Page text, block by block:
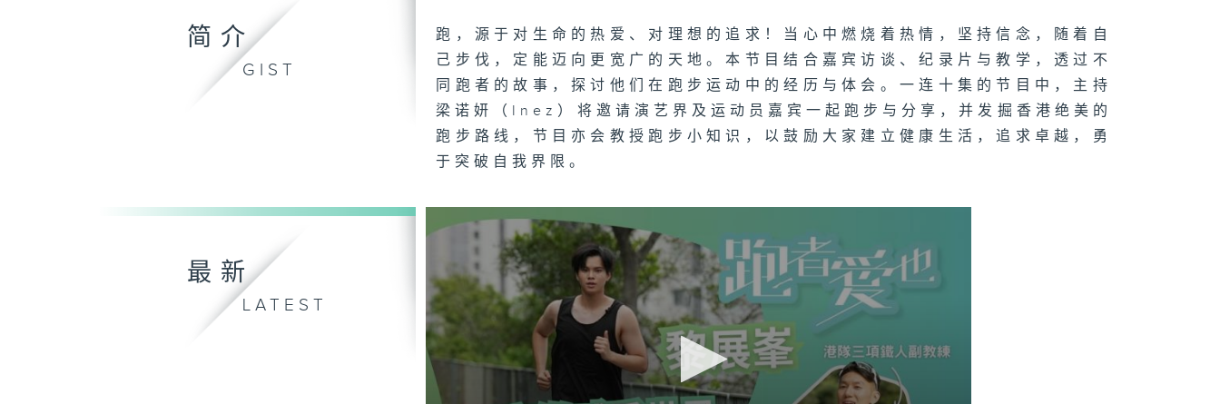
简介
GIST
跑，源于对生命的热爱、对理想的追求！当心中燃烧着热情，坚持信念，随着自
己步伐，定能迈向更宽广的天地。本节目结合嘉宾访谈、纪录片与教学，透过不
同跑者的故事，探讨他们在跑步运动中的经历与体会。一连十集的节目中，主持
梁诺妍（Inez）将邀请演艺界及运动员嘉宾一起跑步与分享，并发掘香港绝美的
跑步路线，节目亦会教授跑步小知识，以鼓励大家建立健康生活，追求卓越，勇
于突破自我界限。
最新
LATEST